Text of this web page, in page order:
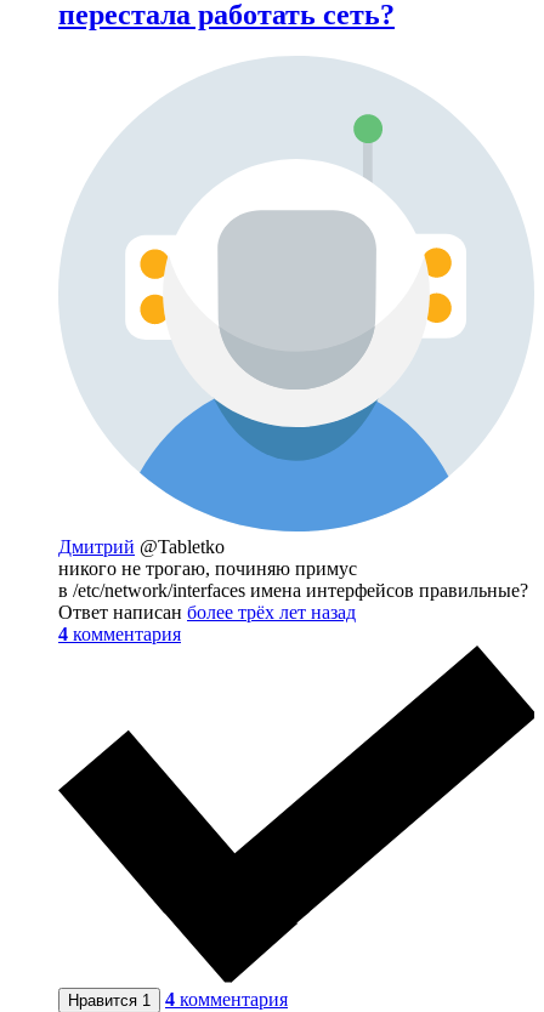
перестала работать сеть?
Дмитрий @Tabletko
никого не трогаю, починяю примус
в /etc/network/interfaces имена интерфейсов правильные?
Ответ написан более трёх лет назад
4 комментария
Нравится 1 4 комментария